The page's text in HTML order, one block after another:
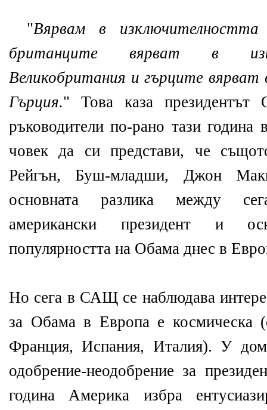
"Вярвам в
британците вярват в
Великобритания и гърците
Гърция." Това каза президентът
ръководители по-рано тази
човек да си представи, че
Рейгън, Буш-младши, Джон
основната разлика между
американски президент и
популярността на Обама днес в
Но сега в САЩ се наблюдава
за Обама в Европа е космическа
Франция, Испания, Италия). У
одобрение-неодобрение за
година Америка избра